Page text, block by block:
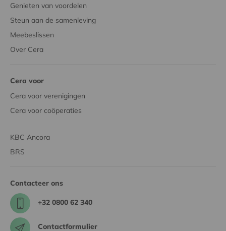
Genieten van voordelen
Steun aan de samenleving
Meebeslissen
Over Cera
Cera voor
Cera voor verenigingen
Cera voor coöperaties
KBC Ancora
BRS
Contacteer ons
+32 0800 62 340
Contactformulier